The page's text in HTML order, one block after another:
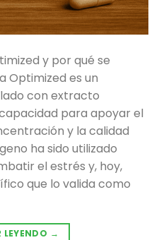
y por qué se
Optimized es un
con extracto
para apoyar el
y la calidad
ha sido utilizado
el estrés y, hoy,
que lo valida como
→